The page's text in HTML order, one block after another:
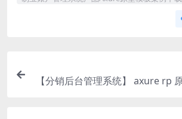
【分销后台管理系统】 axure rp